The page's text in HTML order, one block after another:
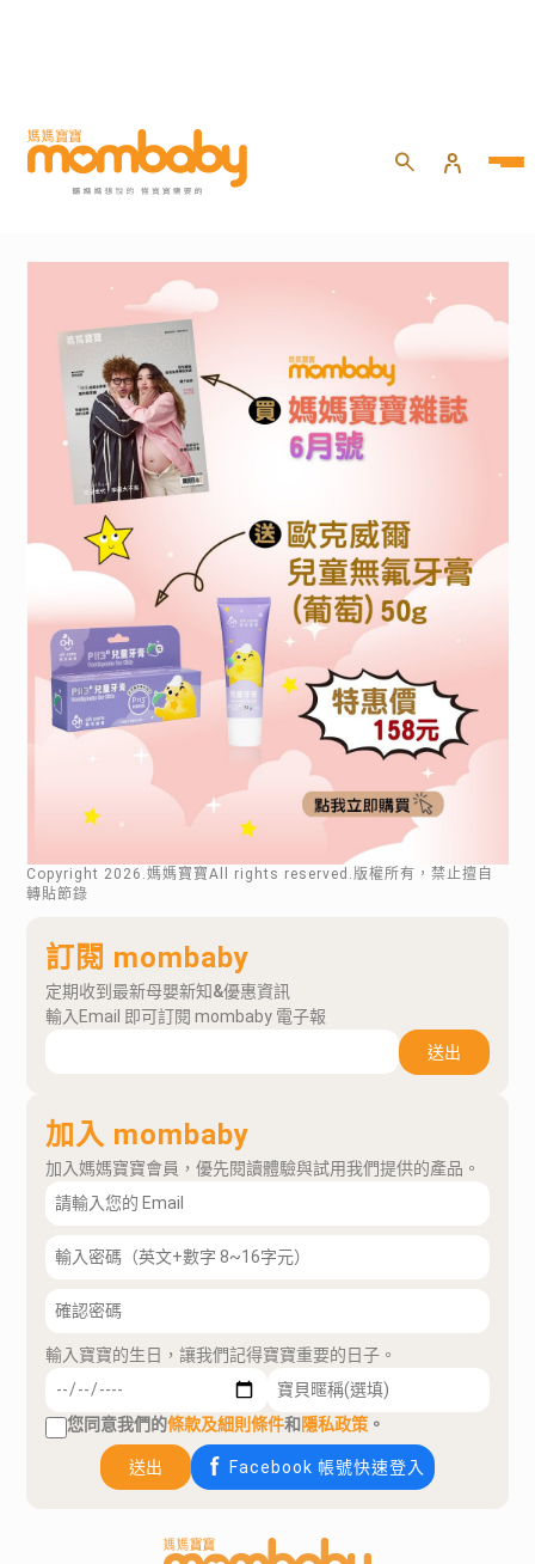
Copyright 2026 .媽媽寶寶All rights reserved.版權所有，禁止擅自
轉貼節錄
訂閱 mombaby
定期收到最新母嬰新知&優惠資訊
輸入Email 即可訂閱 mombaby 電子報
送出
加入 mombaby
加入媽媽寶寶會員，優先閱讀體驗與試用我們提供的產品。
輸入寶寶的生日，讓我們記得寶寶重要的日子。
您同意我們的條款及細則條件和隱私政策 。
送出 Facebook 帳號快速登入